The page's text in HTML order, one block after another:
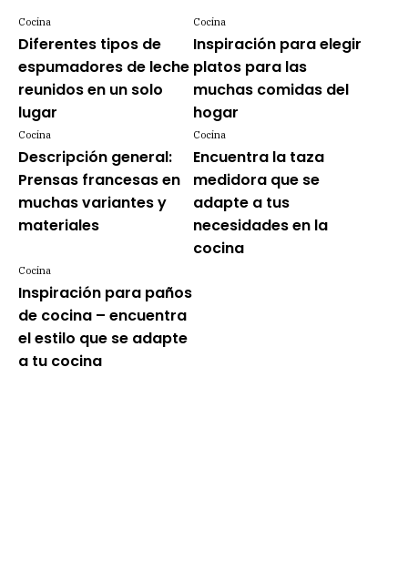
Diferentes tipos de
espumadores de leche
reunidos en un solo
lugar
Cocina
Inspiración para elegir
platos para las
muchas comidas del
hogar
Cocina
Descripción general:
Prensas francesas en
muchas variantes y
materiales
Cocina
Encuentra la taza
medidora que se
adapte a tus
necesidades en la
cocina
Cocina
Inspiración para paños
de cocina – encuentra
el estilo que se adapte
a tu cocina
Cocina